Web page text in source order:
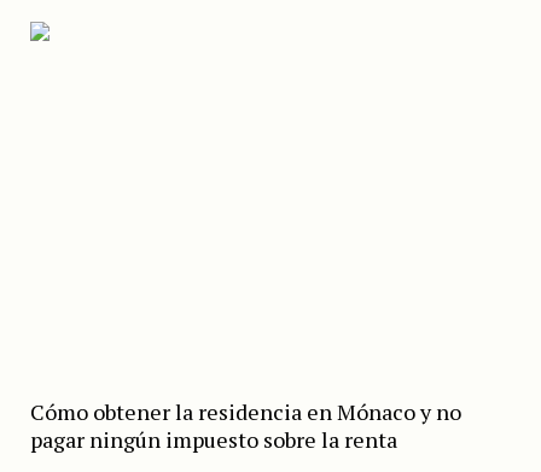
Cómo obtener la residencia en Mónaco y no
pagar ningún impuesto sobre la renta